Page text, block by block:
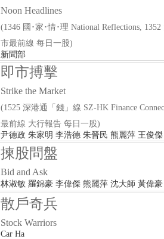
Noon Headlines
(1346 國･家･情･理 National Reflections,
市最前線 每日一股)
新聞部
即市搏擊
Strike the Market
(1525 深港通「錢」線 SZ-HK Finance
最前線 大行報告 每日一股)
尹德政 朱家明 李浩德 朱晉民 熊麗萍 王俊傑
揀股問盤
Bid and Ask
林淑敏 羅錦豪 李偉傑 熊麗萍 沈大師 黃偉
散戶奇兵
Stock Warriors
Car Ha